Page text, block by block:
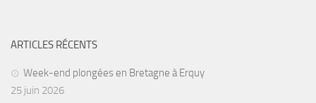
ARTICLES RÉCENTS
Week-end plongées en Bretagne à Erquy
25 juin 2026